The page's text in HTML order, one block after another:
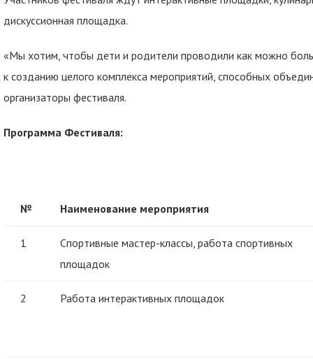
дискуссионная площадка.
«Мы хотим, чтобы дети и родители проводили как можно
к созданию целого комплекса мероприятий, способных
организаторы фестиваля.
Программа Фестиваля:
№ Наименование мероприятия
1
Спортивные мастер-классы, работа спортивных
площадок
2 Работа интерактивных площадок